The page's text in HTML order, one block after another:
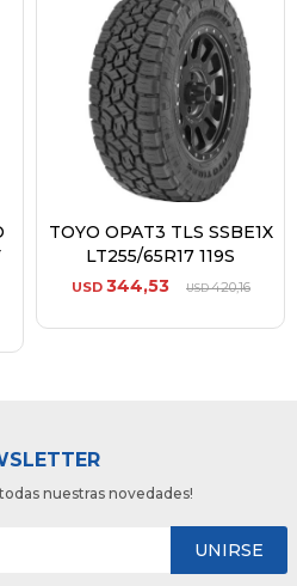
TOYO OPAT3 TLS SSBE1X
LT255/65R17 119S
USD 344,53 USD420,16
nuestras novedades!
UNIRSE